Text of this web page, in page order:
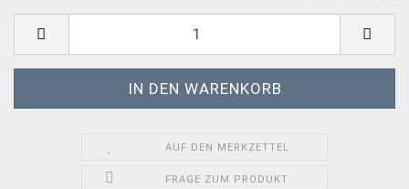
AUF DEN MERKZETTEL
FRAGE ZUM PRODUKT